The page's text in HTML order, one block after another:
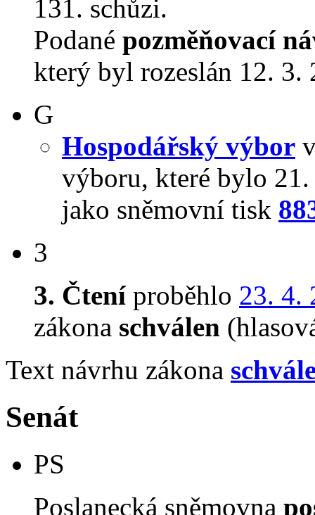
131. schůzi.
Podané pozměňovací
který byl rozeslán 12. 3.
G
Hospodářský výbor
výboru, které bylo
jako sněmovní tisk
3
3. Čteníproběhlo 23. 4.
zákona schválen
Text návrhu zákona
Senát
PS
Poslanecká sněmovna